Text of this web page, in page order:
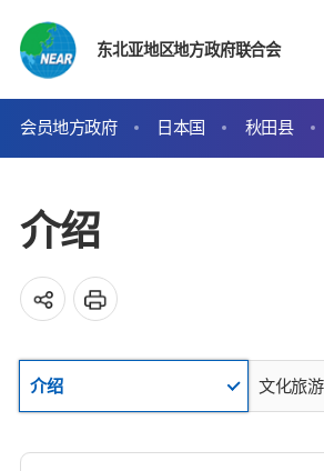
东北亚地区地方政府联合会
会员地方政府 日本国 秋田县
介绍
介绍 文化旅游